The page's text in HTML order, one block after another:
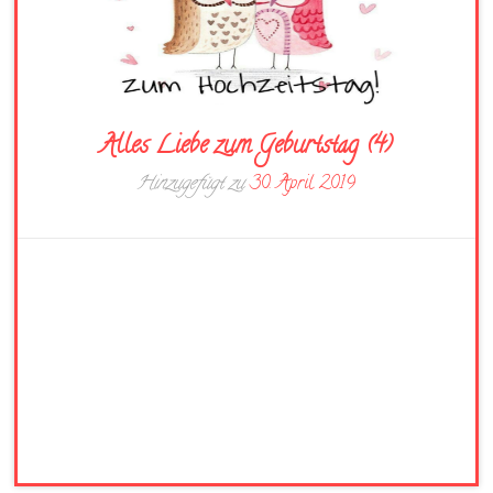
Alles Liebe zum Geburtstag (4)
Hinzugefügt zu30. April 2019